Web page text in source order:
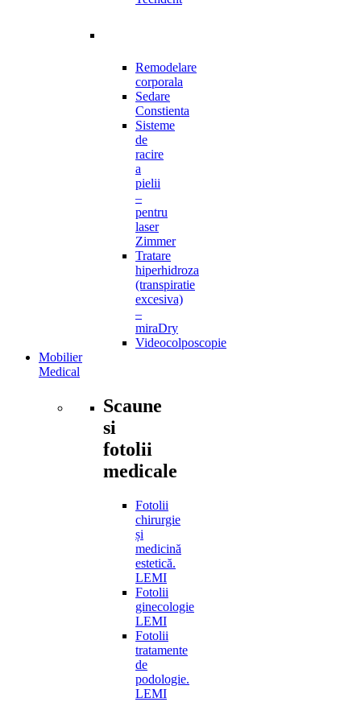
Remodelare
corporala
Sedare
Constienta
Sisteme
de
racire
a
pielii
–
pentru
laser
Zimmer
Tratare
hiperhidroza
(transpiratie
excesiva)
–
miraDry
Videocolposcopie
Mobilier
Medical
Scaune
si
fotolii
medicale
Fotolii
chirurgie
și
medicină
estetică.
LEMI
Fotolii
ginecologie
LEMI
Fotolii
tratamente
de
podologie.
LEMI